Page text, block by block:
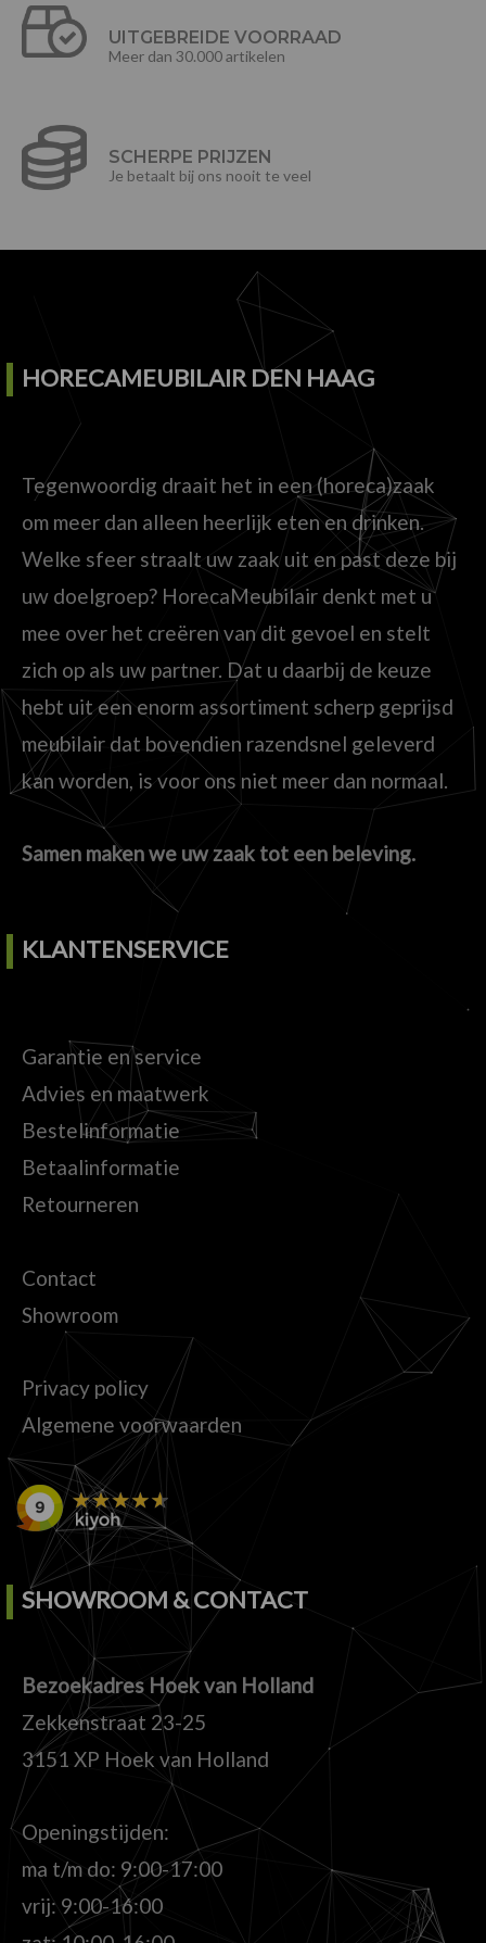
UITGEBREIDE VOORRAAD
Meer dan 30.000 artikelen
SCHERPE PRIJZEN
Je betaalt bij ons nooit te veel
HORECAMEUBILAIR DEN HAAG
Tegenwoordig draait het in een (horeca)zaak
om meer dan alleen heerlijk eten en drinken.
Welke sfeer straalt uw zaak uit en past deze bij
uw doelgroep? HorecaMeubilair denkt met u
mee over het creëren van dit gevoel en stelt
zich op als uw partner. Dat u daarbij de keuze
hebt uit een enorm assortiment scherp geprijsd
meubilair dat bovendien razendsnel geleverd
kan worden, is voor ons niet meer dan normaal.
Samen maken we uw zaak tot een beleving.
KLANTENSERVICE
Garantie en service
Advies en maatwerk
Bestelinformatie
Betaalinformatie
Retourneren
Contact
Showroom
Privacy policy
Algemene voorwaarden
SHOWROOM & CONTACT
Bezoekadres Hoek van Holland
Zekkenstraat 23-25
3151 XP Hoek van Holland
Openingstijden:
ma t/m do: 9:00-17:00
vrij: 9:00-16:00